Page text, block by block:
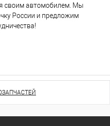
своим автомобилем. Мы
России и предложим